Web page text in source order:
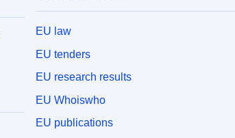
EU law
EU tenders
EU research results
EU Whoiswho
EU publications